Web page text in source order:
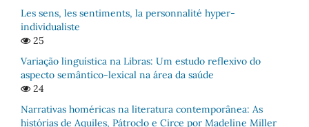
Les sens, les sentiments, la personnalité hyper-
individualiste
25
Variação linguística na Libras: Um estudo reflexivo do
aspecto semântico-lexical na área da saúde
24
Narrativas homéricas na literatura contemporânea: As
histórias de Aquiles, Pátroclo e Circe por Madeline Miller